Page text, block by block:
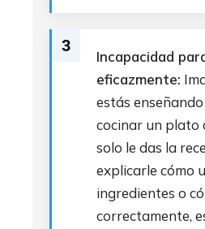
3
Incapacidad
eficazmente:
estás
cocinar un plato
solo le das la
explicarle cómo
ingredientes o
correctamente,